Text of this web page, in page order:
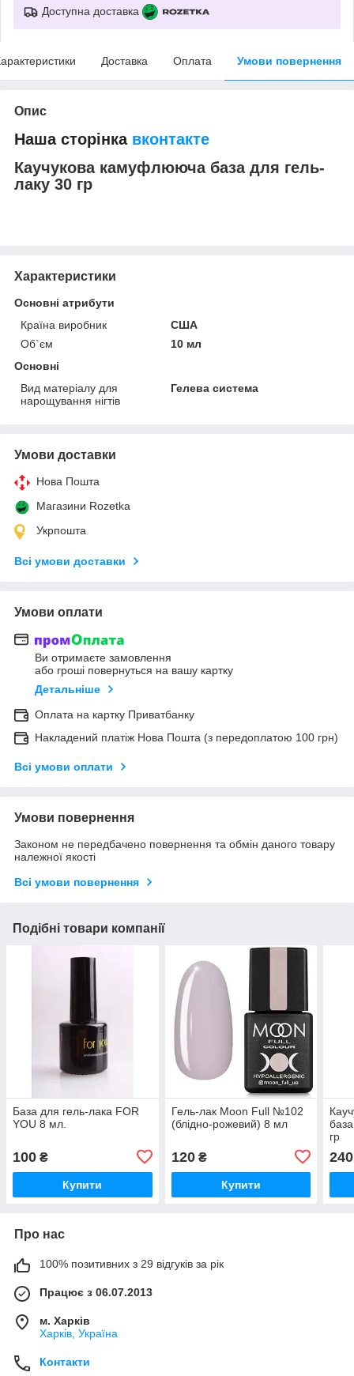
Доступна доставка
Доставка Оплата Умови повернення
Опис
Наша сторінка вконтакте
Каучукова камуфлююча база для гель-
лаку 30 гр
Характеристики
Основні атрибути
Країна виробник
США
Об`єм
10 мл
Основні
Вид матеріалу для
нарощування нігтів
Гелева система
Умови доставки
Нова Пошта
Магазини Rozetka
Укрпошта
Всі умови доставки
Умови оплати
Ви отримаєте замовлення
або гроші повернуться на вашу картку
Детальніше
Оплата на картку Приватбанку
Накладений платіж Нова Пошта (з передоплатою 100 грн)
Всі умови оплати
Умови повернення
Законом не передбачено повернення та обмін даного товару
належної якості
Всі умови повернення
Подібні товари компанії
База для гель-лака FOR
YOU 8 мл.
100 ₴
Купити
Гель-лак Moon Full №102
(блідно-рожевий) 8 мл
120₴
Купити
гр
240
Про нас
100% позитивних з 29 відгуків за рік
Працює з 06.07.2013
м. Харків
Харків, Україна
Контакти